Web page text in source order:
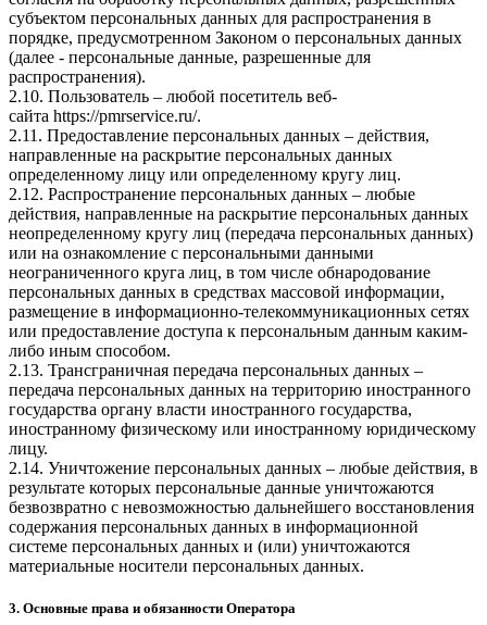
субъектом персональных данных для распространения в
порядке, предусмотренном Законом о персональных данных
(далее - персональные данные, разрешенные для
распространения).
2.10. Пользователь – любой посетитель веб-
сайта https://pmrservice.ru/.
2.11. Предоставление персональных данных – действия,
направленные на раскрытие персональных данных
определенному лицу или определенному кругу лиц.
2.12. Распространение персональных данных – любые
действия, направленные на раскрытие персональных данных
неопределенному кругу лиц (передача персональных данных)
или на ознакомление с персональными данными
неограниченного круга лиц, в том числе обнародование
персональных данных в средствах массовой информации,
размещение в информационно-телекоммуникационных сетях
или предоставление доступа к персональным данным каким-
либо иным способом.
2.13. Трансграничная передача персональных данных –
передача персональных данных на территорию иностранного
государства органу власти иностранного государства,
иностранному физическому или иностранному юридическому
лицу.
2.14. Уничтожение персональных данных – любые действия, в
результате которых персональные данные уничтожаются
безвозвратно с невозможностью дальнейшего восстановления
содержания персональных данных в информационной
системе персональных данных и (или) уничтожаются
материальные носители персональных данных.
3. Основные права и обязанности Оператора